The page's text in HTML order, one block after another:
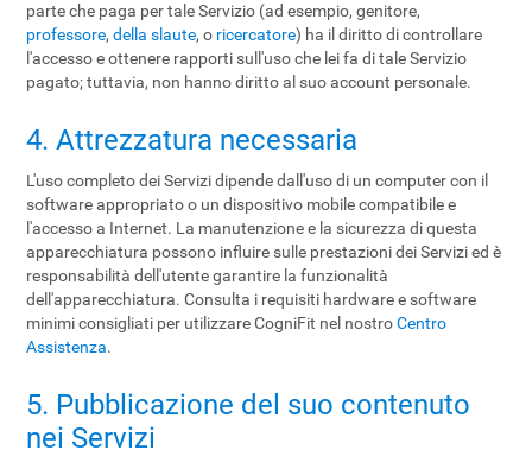
parte che paga per tale Servizio (ad esempio, genitore,
professore,della slaute, o ricercatore) ha il diritto di controllare
l'accesso e ottenere rapporti sull'uso che lei fa di tale Servizio
pagato; tuttavia, non hanno diritto al suo account personale.
4. Attrezzatura necessaria
L'uso completo dei Servizi dipende dall'uso di un computer con il
software appropriato o un dispositivo mobile compatibile e
l'accesso a Internet. La manutenzione e la sicurezza di questa
apparecchiatura possono influire sulle prestazioni dei Servizi ed è
responsabilità dell'utente garantire la funzionalità
dell'apparecchiatura. Consulta i requisiti hardware e software
minimi consigliati per utilizzare CogniFit nel nostroCentro
Assistenza.
5. Pubblicazione del suo contenuto
nei Servizi